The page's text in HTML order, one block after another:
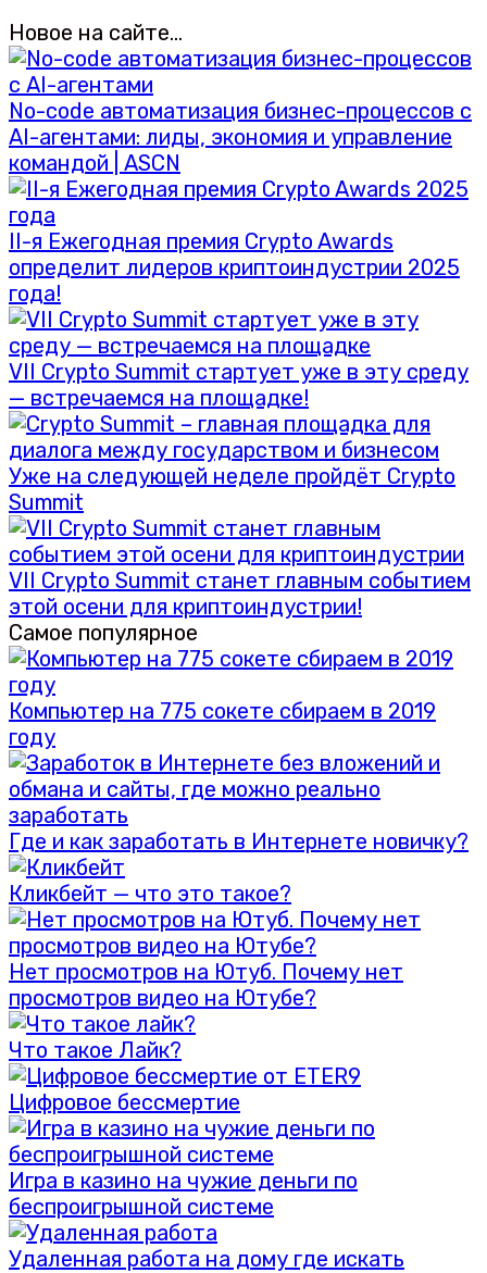
Новое на сайте…
No-code автоматизация бизнес-процессов с
AI-агентами: лиды, экономия и управление
командой | ASCN
II-я Ежегодная премия Crypto Awards
определит лидеров криптоиндустрии 2025
года!
VII Crypto Summit стартует уже в эту среду
— встречаемся на площадке!
Уже на следующей неделе пройдёт Crypto
Summit
VII Crypto Summit станет главным событием
этой осени для криптоиндустрии!
Самое популярное
Компьютер на 775 сокете сбираем в 2019
году
Где и как заработать в Интернете новичку?
Кликбейт — что это такое?
Нет просмотров на Ютуб. Почему нет
просмотров видео на Ютубе?
Что такое Лайк?
Цифровое бессмертие
Игра в казино на чужие деньги по
беспроигрышной системе
Удаленная работа на дому где искать